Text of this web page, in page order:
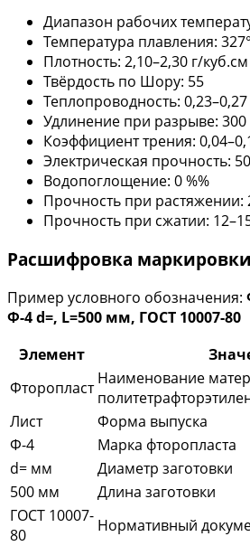
Диапазон рабочих
Температура плавления:
Плотность: 2,10–2,30 г/куб.см
Твёрдость по Шору: 55
Теплопроводность: 0,23–0,27
Удлинение при разрыве: 300
Коэффициент трения:
Электрическая прочность:
Водопоглощение: 0 %%
Прочность при растяжении:
Прочность при сжатии:
Расшифровка маркировки
Пример условного обозначения:
Ф-4 d=, L=500 мм, ГОСТ 10007-80
Элемент
Фторопласт Наименование
Лист
Форма выпуска
Ф-4
Марка фторопласта
d= мм
Диаметр заготовки
500 мм
Длина заготовки
ГОСТ 10007-
80
Нормативный